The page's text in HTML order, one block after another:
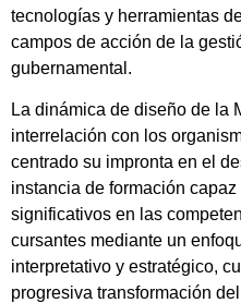
tecnologías y herramientas
campos de acción de la
gubernamental.
La dinámica de diseño de la
interrelación con los
centrado su impronta en el
instancia de formación
significativos en las
cursantes mediante un
interpretativo y estratégico,
progresiva transformación